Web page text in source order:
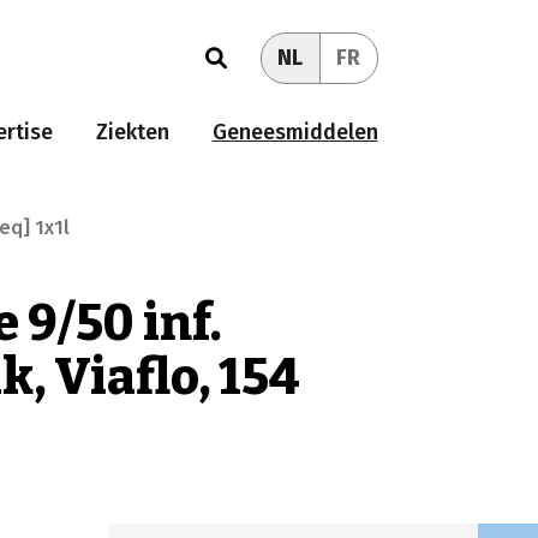
NL FR
Ziekten Geneesmiddelen
1x1l
9/50 inf.
Viaflo, 154